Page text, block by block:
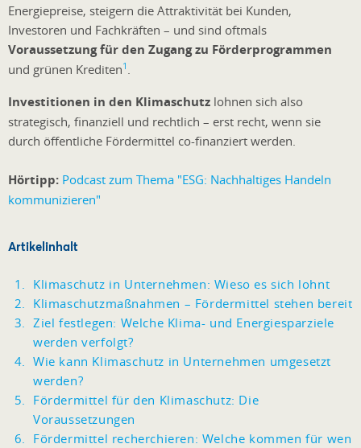
Energiepreise, steigern die Attraktivität bei Kunden,
Investoren und Fachkräften – und sind oftmals
Voraussetzung für den Zugang zu Förderprogrammen
und grünen Krediten1
Investitionen in den Klimaschutz lohnen sich also
strategisch, finanziell und rechtlich – erst recht, wenn sie
durch öffentliche Fördermittel co-finanziert werden.
Hörtipp: Podcast zum Thema "ESG: Nachhaltiges Handeln
kommunizieren"
Artikelinhalt
Klimaschutz in Unternehmen: Wieso es sich lohnt
Klimaschutzmaßnahmen – Fördermittel stehen bereit
Ziel festlegen: Welche Klima- und Energiesparziele
werden verfolgt?
Wie kann Klimaschutz in Unternehmen umgesetzt
werden?
Fördermittel für den Klimaschutz: Die
Voraussetzungen
Fördermittel recherchieren: Welche kommen für wen